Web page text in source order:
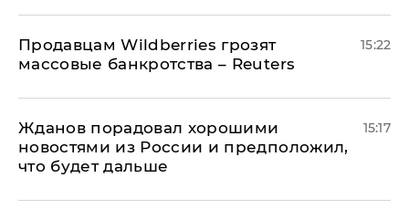
Продавцам Wildberries грозят
массовые банкротства – Reuters
15:22
Жданов порадовал хорошими
новостями из России и предположил,
что будет дальше
15:17